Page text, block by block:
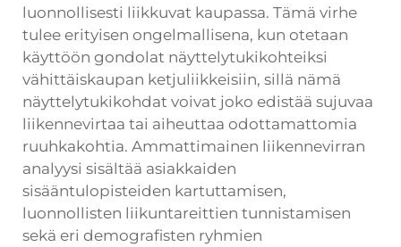
luonnollisesti liikkuvat kaupassa. Tämä virhe
tulee erityisen ongelmallisena, kun otetaan
käyttöön gondolat näyttelytukikohteiksi
vähittäiskaupan ketjuliikkeisiin, sillä nämä
näyttelytukikohdat voivat joko edistää sujuvaa
liikennevirtaa tai aiheuttaa odottamattomia
ruuhkakohtia. Ammattimainen liikennevirran
analyysi sisältää asiakkaiden
sisääntulopisteiden kartuttamisen,
luonnollisten liikuntareittien tunnistamisen
sekä eri demografisten ryhmien